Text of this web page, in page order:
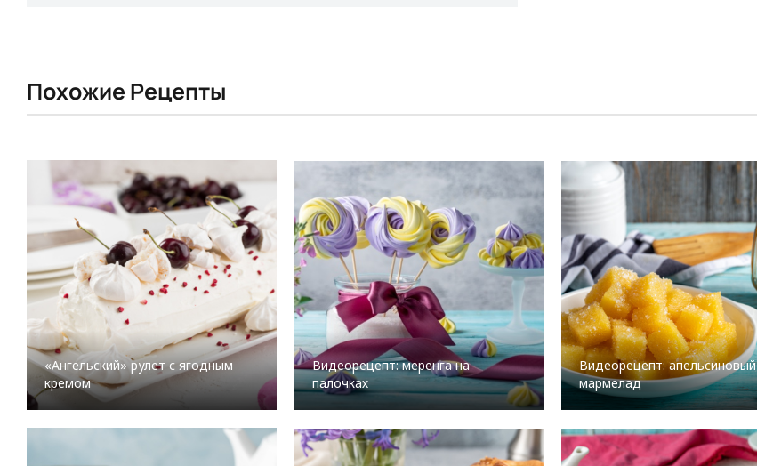
Похожие Рецепты
«Ангельский» рулет с ягодным
кремом
Видеорецепт: меренга на
палочках
Видеорецепт: апельсиновый
мармелад